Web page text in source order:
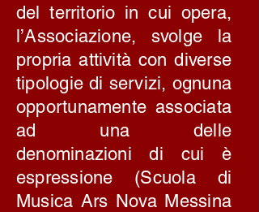
del territorio in cui opera,
l’Associazione, svolge la
propria attività con diverse
tipologie di servizi, ognuna
opportunamente associata
ad una delle
denominazioni di cui è
espressione (Scuola di
Musica Ars Nova Messina